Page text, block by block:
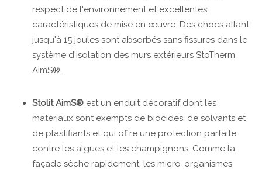
respect de l'environnement et excellentes
caractéristiques de mise en œuvre. Des chocs allant
jusqu'à 15 joules sont absorbés sans fissures dans le
système d'isolation des murs extérieurs StoTherm
AimS®.
Stolit AimS® est un enduit décoratif dont les
matériaux sont exempts de biocides, de solvants et
de plastifiants et qui offre une protection parfaite
contre les algues et les champignons. Comme la
façade sèche rapidement, les micro-organismes